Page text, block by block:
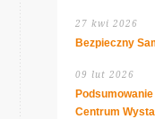
27 kwi 2026
Bezpieczny
09 lut 2026
Centrum